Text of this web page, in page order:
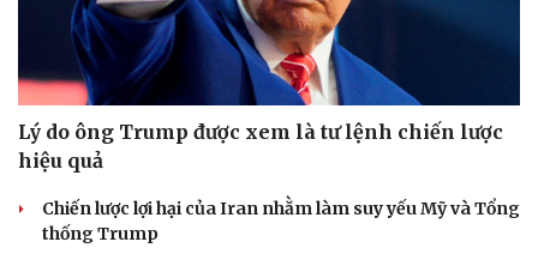
Lý do ông Trump được xem là tư lệnh chiến lược
hiệu quả
Chiến lược lợi hại của Iran nhằm làm suy yếu Mỹ và Tổng
thống Trump